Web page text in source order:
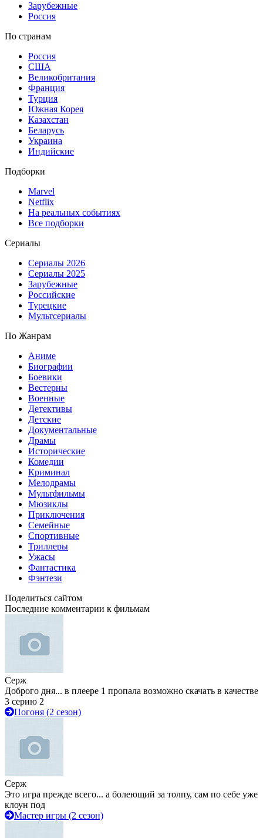
Зарубежные
Россия
По странам
Россия
США
Великобритания
Франция
Турция
Южная Корея
Казахстан
Беларусь
Украина
Индийские
Подборки
Marvel
Netflix
На реальных событиях
Все подборки
Сериалы
Сериалы 2026
Сериалы 2025
Зарубежные
Российские
Турецкие
Мультсериалы
По Жанрам
Аниме
Биографии
Боевики
Вестерны
Военные
Детективы
Детские
Документальные
Драмы
Исторические
Комедии
Криминал
Мелодрамы
Мультфильмы
Мюзиклы
Приключения
Семейные
Спортивные
Триллеры
Ужасы
Фантастика
Фэнтези
Поделиться сайтом
Последние комментарии к фильмам
Серж
Доброго дня... в плеере 1 пропала возможно скачать в качестве
3 серию 2
Погоня (2 сезон)
Серж
Это игра прежде всего... а болеющий за толпу, сам по себе уже
клоун под
Мастер игры (2 сезон)